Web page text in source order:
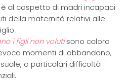
è al cospetto di madri incapaci
della maternità relativi alle
i figli non volutisono coloro
momenti di abbandono,
o particolari difficoltà